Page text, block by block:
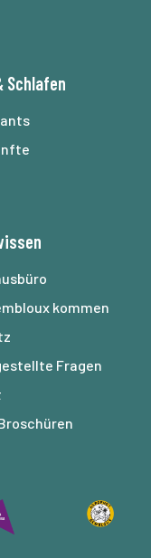
Schlafen
kommen
Fragen